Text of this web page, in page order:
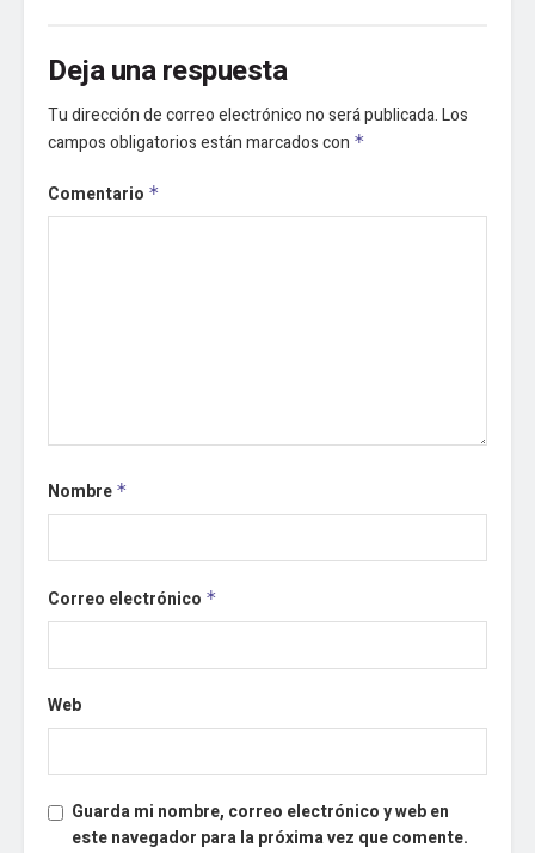
Deja una respuesta
Tu dirección de correo electrónico no será publicada.Los
campos obligatorios están marcados con *
Comentario *
Nombre *
Correo electrónico *
Web
Guarda mi nombre, correo electrónico y web en
este navegador para la próxima vez que comente.